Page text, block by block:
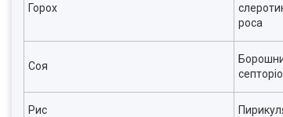
Горох
роса
Соя
Рис